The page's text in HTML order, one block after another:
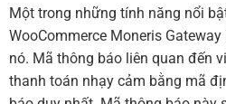
Một trong những tính năng nổi
WooCommerce Moneris
nó. Mã thông báo liên quan đến
thanh toán nhạy cảm bằng mã